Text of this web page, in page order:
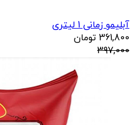
آبلیمو زمانی 1 لیتری
361,800 تومان
397,000